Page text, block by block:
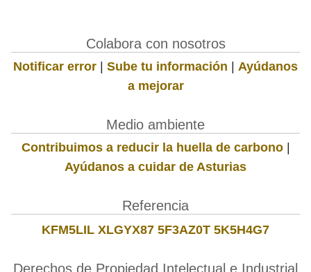
Colabora con nosotros
Notificar error | Sube tu información | Ayúdanos
a mejorar
Medio ambiente
Contribuimos a reducir la huella de carbono|
Ayúdanos a cuidar de Asturias
Referencia
KFM5LIL XLGYX87 5F3AZ0T 5K5H4G7
Derechos de Propiedad Intelectual e Industrial